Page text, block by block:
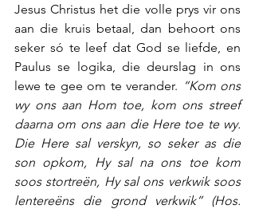
Jesus Christus het die volle prys vir ons
aan die kruis betaal, dan behoort ons
seker só te leef dat God se liefde, en
Paulus se logika, die deurslag in ons
lewe te gee om te verander. “Kom ons
wy ons aan Hom toe, kom ons streef
daarna om ons aan die Here toe te wy.
Die Here sal verskyn, so seker as die
son opkom, Hy sal na ons toe kom
soos stortreën, Hy sal ons verkwik soos
lentereëns die grond verkwik” (Hos.